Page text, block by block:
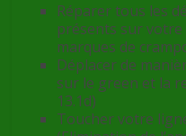
Réparer tous les
présents sur votre
marques de
Déplacer de
sur le green et la
13.1d)
Toucher votre